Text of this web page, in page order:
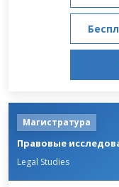
Магистратура
Правовые
Legal Studies